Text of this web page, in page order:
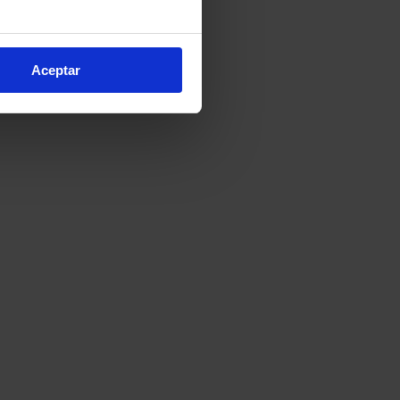
varios metros
nuestra actividad
específico para
Aceptar